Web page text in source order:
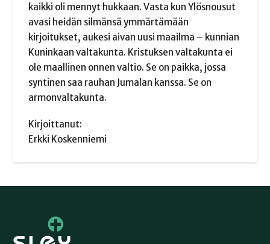
kaikki oli mennyt hukkaan. Vasta kun Ylösnousut
avasi heidän silmänsä ymmärtämään
kirjoitukset, aukesi aivan uusi maailma – kunnian
Kuninkaan valtakunta. Kristuksen valtakunta ei
ole maallinen onnen valtio. Se on paikka, jossa
syntinen saa rauhan Jumalan kanssa. Se on
armonvaltakunta.
Kirjoittanut:
Erkki Koskenniemi